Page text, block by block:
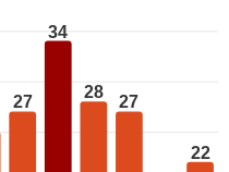
27
34
28
27
22